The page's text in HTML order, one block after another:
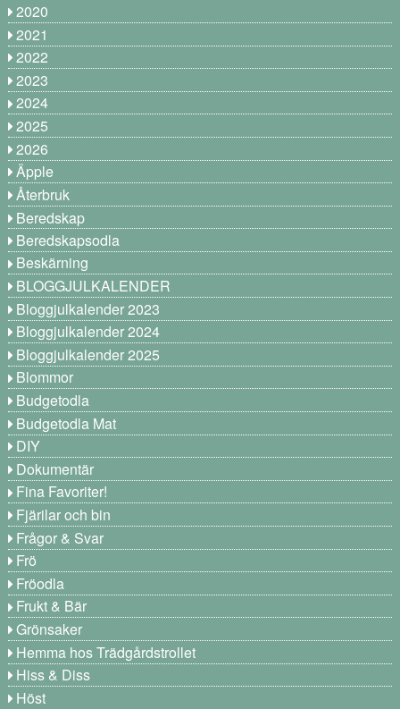
2020
2021
2022
2023
2024
2025
2026
Äpple
Återbruk
Beredskap
Beredskapsodla
Beskärning
BLOGGJULKALENDER
Bloggjulkalender 2023
Bloggjulkalender 2024
Bloggjulkalender 2025
Blommor
Budgetodla
Budgetodla Mat
DIY
Dokumentär
Fina Favoriter!
Fjärilar och bin
Frågor & Svar
Frö
Fröodla
Frukt & Bär
Grönsaker
Hemma hos Trädgårdstrollet
Hiss & Diss
Höst